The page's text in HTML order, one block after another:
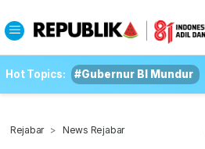
Hot Topics: #Gubernur BI Mundur
Rejabar News Rejabar